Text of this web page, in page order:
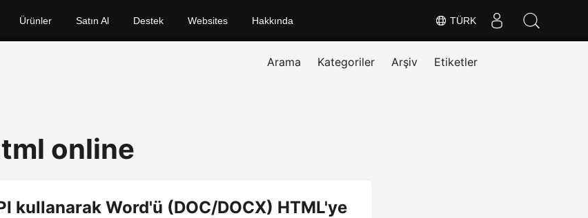
TÜRK
Ürünler Satın Al Destek Websites Hakkında
Arama Kategoriler Arşiv Etiketler
online
kullanarak Word'ü (DOC/DOCX) HTML'ye